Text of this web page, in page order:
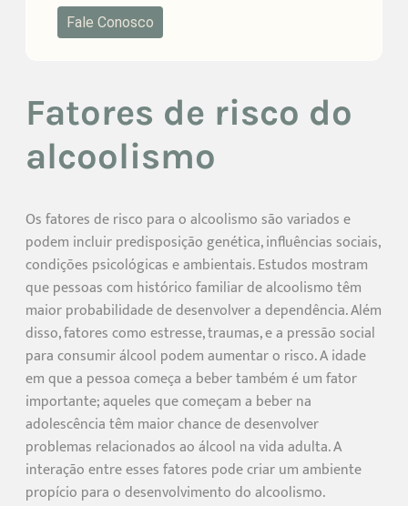
Fale Conosco
Fatores de risco do
alcoolismo
Os fatores de risco para o alcoolismo são variados e
podem incluir predisposição genética, influências sociais,
condições psicológicas e ambientais. Estudos mostram
que pessoas com histórico familiar de alcoolismo têm
maior probabilidade de desenvolver a dependência. Além
disso, fatores como estresse, traumas, e a pressão social
para consumir álcool podem aumentar o risco. A idade
em que a pessoa começa a beber também é um fator
importante; aqueles que começam a beber na
adolescência têm maior chance de desenvolver
problemas relacionados ao álcool na vida adulta. A
interação entre esses fatores pode criar um ambiente
propício para o desenvolvimento do alcoolismo.